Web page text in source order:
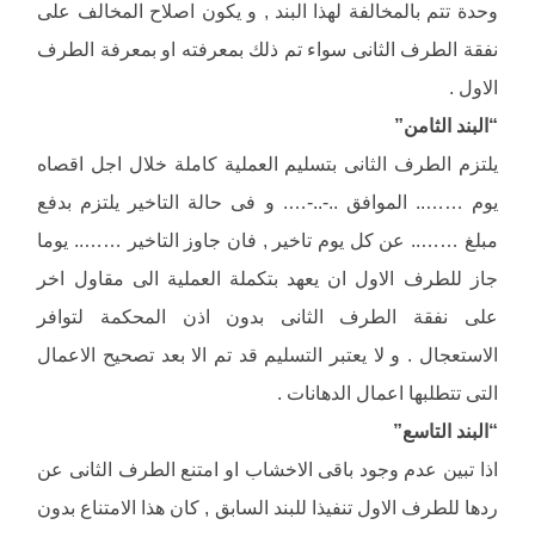
وحدة تتم بالمخالفة لهذا البند , و يكون اصلاح المخالف على
نفقة الطرف الثانى سواء تم ذلك بمعرفته او بمعرفة الطرف
الاول .
“البند الثامن”
يلتزم الطرف الثانى بتسليم العملية كاملة خلال اجل اقصاه
يوم …….. الموافق ..-..-…. و فى حالة التاخير يلتزم بدفع
مبلغ …….. عن كل يوم تاخير , فان جاوز التاخير …….. يوما
جاز للطرف الاول ان يعهد بتكملة العملية الى مقاول اخر
على نفقة الطرف الثانى بدون اذن المحكمة لتوافر
الاستعجال . و لا يعتبر التسليم قد تم الا بعد تصحيح الاعمال
التى تتطلبها اعمال الدهانات .
“البند التاسع”
اذا تبين عدم وجود باقى الاخشاب او امتنع الطرف الثانى عن
ردها للطرف الاول تنفيذا للبند السابق , كان هذا الامتناع بدون